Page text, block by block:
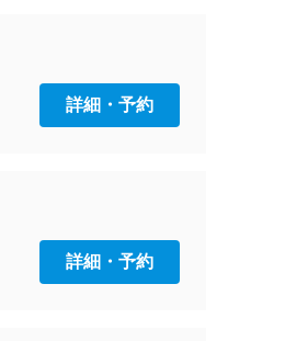
詳細・予約
詳細・予約